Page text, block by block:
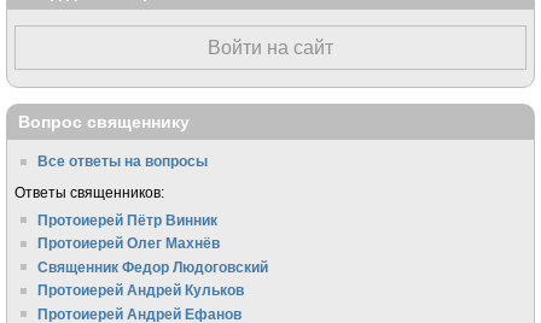
Войти на сайт
Вопрос священнику
Все ответы на вопросы
Ответы священников:
Протоиерей Пётр Винник
Протоиерей Олег Махнёв
Священник Федор Людоговский
Протоиерей Андрей Кульков
Протоиерей Андрей Ефанов